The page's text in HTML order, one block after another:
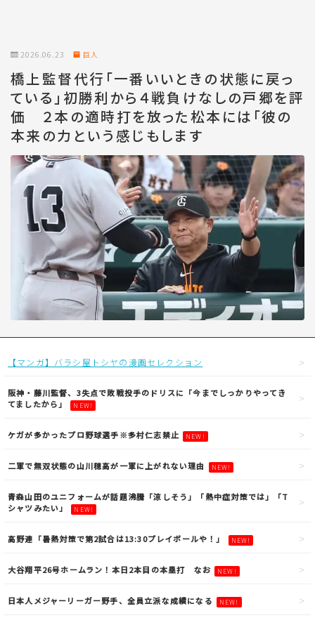
2026.06.23 巨人
橋上監督代行「一番いいときの状態に戻っ
ている」初勝利から４戦負けなしの戸郷を評
価 ２本の適時打を放った松本には「彼の
本来の力という感じもします
【マンガ】バラシ屋トシヤの漫画セレクション
阪神・藤川監督、3失点で敗戦投手のドリスに「今までしっかりやってき
てましたから」
NEW!
ケガが多かったプロ野球選手※多村仁志禁止 NEW!
二軍で無双状態の山川穂高が一軍に上がれない理由 NEW!
青森山田のユニフォームが話題沸騰「涼しそう」「熱中症対策では」「T
シャツみたい」
NEW!
高野連「暑熱対策で第2試合は13:30プレイボールや！」 NEW!
大谷翔平26号ホームラン！本日2本目の本塁打 なお NEW!
日本人メジャーリーガー野手、全員立派な成績になる NEW!